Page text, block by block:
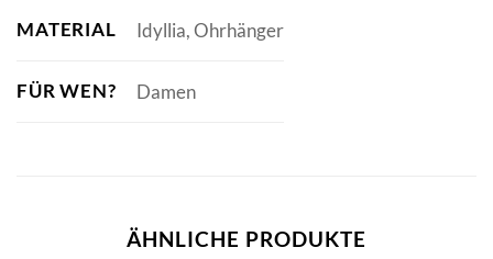
MATERIAL Idyllia, Ohrhänger
FÜR WEN? Damen
ÄHNLICHE PRODUKTE